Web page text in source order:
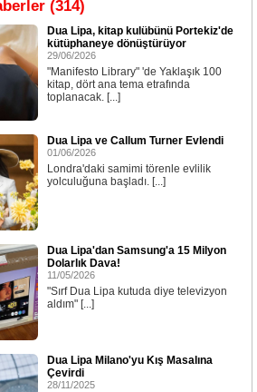
(314)
Dua Lipa, kitap kulübünü Portekiz'de
kütüphaneye dönüştürüyor
29/06/2026
"Manifesto Library" 'de Yaklaşık 100
kitap, dört ana tema etrafında
toplanacak. [...]
Dua Lipa ve Callum Turner Evlendi
01/06/2026
Londra'daki samimi törenle evlilik
yolculuğuna başladı. [...]
Dua Lipa'dan Samsung'a 15 Milyon
Dolarlık Dava!
11/05/2026
"Sırf Dua Lipa kutuda diye televizyon
aldım" [...]
Dua Lipa Milano'yu Kış Masalına
Çevirdi
28/11/2025